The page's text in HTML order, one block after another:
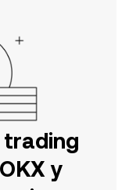
trading
y